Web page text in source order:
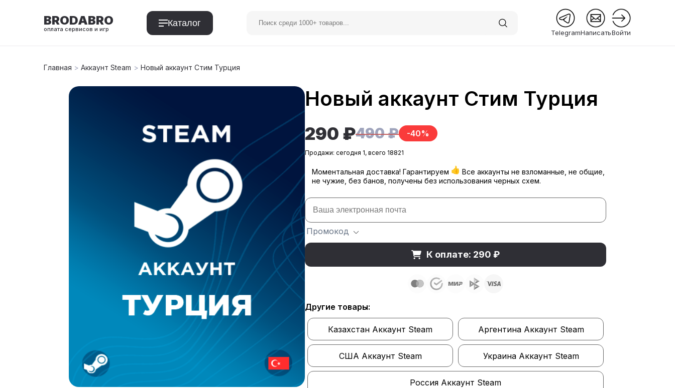
BRODABRO
оплата сервисов и игр
Каталог
TelegramНаписатьВойти
Spotify Premium
Главная > Аккаунт Steam > Новый аккаунт Стим Турция
Новый аккаунт Стим Турция
290 ₽490 ₽ -40%
Продажи: сегодня 1, всего 18821
Моментальная доставка! Гарантируем
Все аккаунты не взломанные, не общие,
не чужие, без банов, получены без использования черных схем.
Промокод
К оплате: 290 ₽
Другие товары:
Казахстан Аккаунт Steam Аргентина Аккаунт Steam
США Аккаунт Steam Украина Аккаунт Steam
Россия Аккаунт Steam